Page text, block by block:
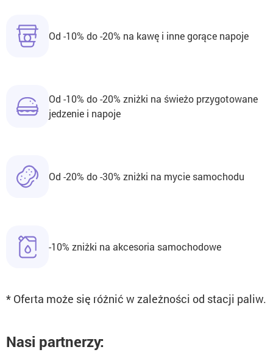
Od -10% do -20% na kawę i inne gorące napoje
Od -10% do -20% zniżki na świeżo przygotowane
jedzenie i napoje
Od -20% do -30% zniżki na mycie samochodu
-10% zniżki na akcesoria samochodowe
* Oferta może się różnić w zależności od stacji paliw.
Nasi partnerzy: